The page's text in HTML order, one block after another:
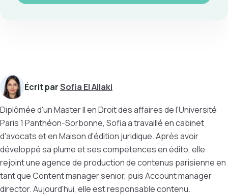
Écrit parSofia El Allaki
Diplômée d'un Master II en Droit des affaires de l'Université
Paris 1 Panthéon-Sorbonne, Sofia a travaillé en cabinet
d'avocats et en Maison d'édition juridique. Après avoir
développé sa plume et ses compétences en édito, elle
rejoint une agence de production de contenus parisienne en
tant que Content manager senior, puis Account manager
director. Aujourd'hui, elle est responsable contenu.